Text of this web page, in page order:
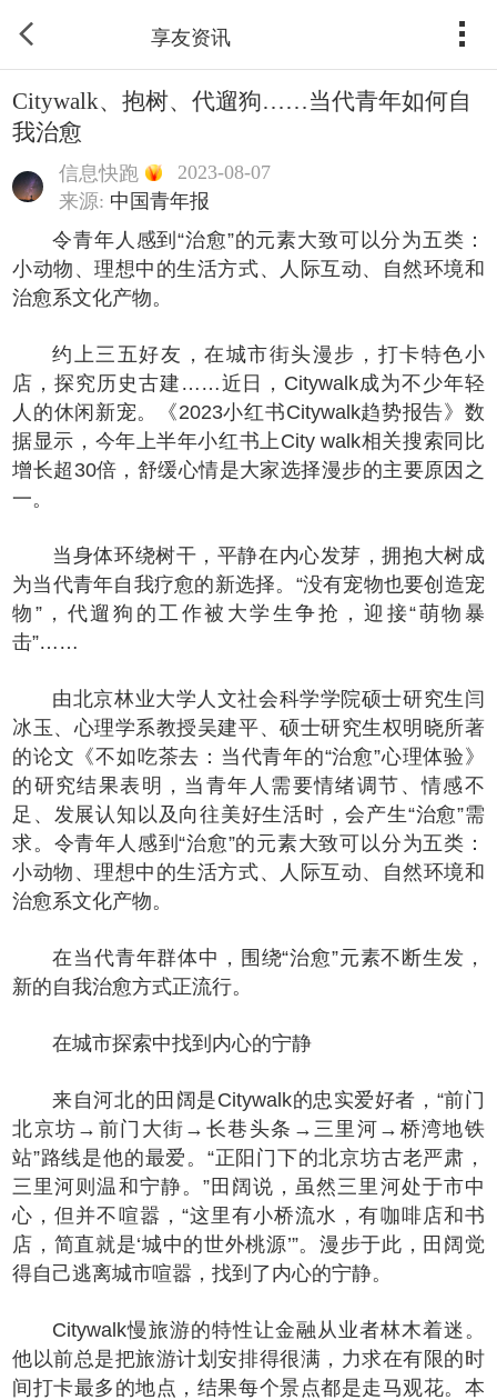
享友资讯
Citywalk、抱树、代遛狗……当代青年如何自
我治愈
信息快跑
2023-08-07
来源: 中国青年报
令青年人感到“治愈”的元素大致可以分为五类：
小动物、理想中的生活方式、人际互动、自然环境和
治愈系文化产物。
约上三五好友，在城市街头漫步，打卡特色小
店，探究历史古建……近日，Citywalk成为不少年轻
人的休闲新宠。《2023小红书Citywalk趋势报告》数
据显示，今年上半年小红书上City walk相关搜索同比
增长超30倍，舒缓心情是大家选择漫步的主要原因之
一。
当身体环绕树干，平静在内心发芽，拥抱大树成
为当代青年自我疗愈的新选择。“没有宠物也要创造宠
物”，代遛狗的工作被大学生争抢，迎接“萌物暴
击”……
由北京林业大学人文社会科学学院硕士研究生闫
冰玉、心理学系教授吴建平、硕士研究生权明晓所著
的论文《不如吃茶去：当代青年的“治愈”心理体验》
的研究结果表明，当青年人需要情绪调节、情感不
足、发展认知以及向往美好生活时，会产生“治愈”需
求。令青年人感到“治愈”的元素大致可以分为五类：
小动物、理想中的生活方式、人际互动、自然环境和
治愈系文化产物。
在当代青年群体中，围绕“治愈”元素不断生发，
新的自我治愈方式正流行。
在城市探索中找到内心的宁静
来自河北的田阔是Citywalk的忠实爱好者，“前门
北京坊→前门大街→长巷头条→三里河→桥湾地铁
站”路线是他的最爱。“正阳门下的北京坊古老严肃，
三里河则温和宁静。”田阔说，虽然三里河处于市中
心，但并不喧嚣，“这里有小桥流水，有咖啡店和书
店，简直就是‘城中的世外桃源’”。漫步于此，田阔觉
得自己逃离城市喧嚣，找到了内心的宁静。
Citywalk慢旅游的特性让金融从业者林木着迷。
他以前总是把旅游计划安排得很满，力求在有限的时
间打卡最多的地点，结果每个景点都是走马观花。本